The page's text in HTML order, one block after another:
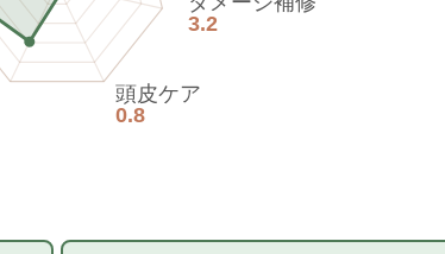
3.2
頭皮ケア
0.8